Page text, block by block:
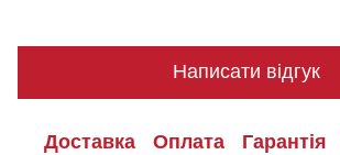
Написати відгук
Доставка Оплата Гарантія